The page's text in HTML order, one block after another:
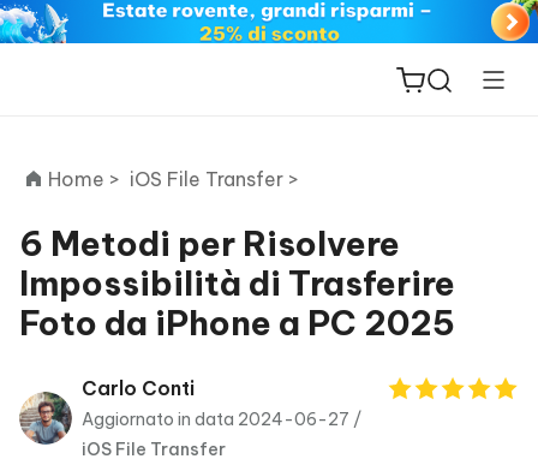
ReiBoot
for iOS
PDNob
PDF
Editor
New
Home > iOS File Transfer >
6 Metodi per Risolvere
Impossibilità di Trasferire
Foto da iPhone a PC 2025
Carlo Conti
Aggiornato in data 2024-06-27 /
iOS File Transfer